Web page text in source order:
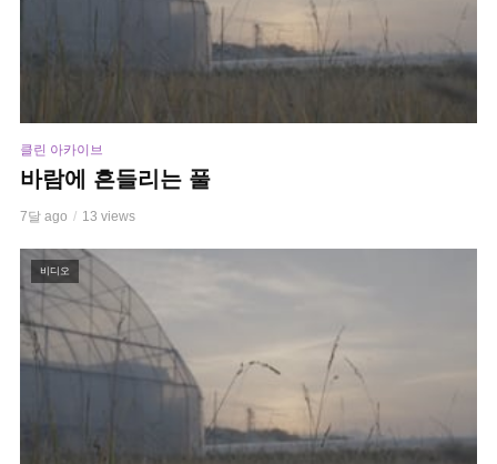
클린 아카이브
바람에 흔들리는 풀
7달 ago 13 views
비디오